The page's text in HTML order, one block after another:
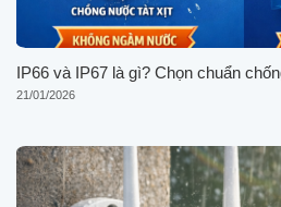
IP66 và IP67 là gì? Chọn chuẩn
21/01/2026